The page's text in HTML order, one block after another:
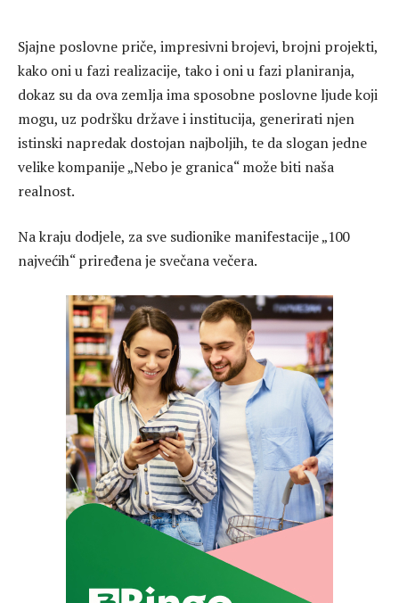
Sjajne poslovne priče, impresivni brojevi, brojni projekti,
kako oni u fazi realizacije, tako i oni u fazi planiranja,
dokaz su da ova zemlja ima sposobne poslovne ljude koji
mogu, uz podršku države i institucija, generirati njen
istinski napredak dostojan najboljih, te da slogan jedne
velike kompanije „Nebo je granica“ može biti naša
realnost.
Na kraju dodjele, za sve sudionike manifestacije „100
najvećih“ priređena je svečana večera.